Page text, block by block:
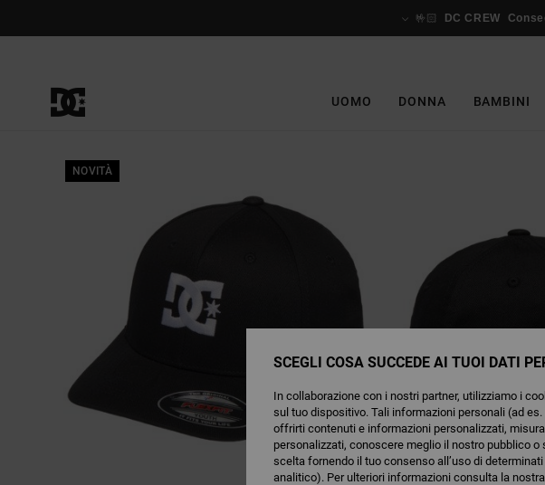
🤟🏻 DC CREW
UOMO DONNA BAMBINI
NOVITÀ
SCEGLI COSA SUCCEDE AI TUOI DATI
In collaborazione con i nostri partner, utilizziamo i
sul tuo dispositivo. Tali informazioni personali (ad
offrirti contenuti e informazioni personalizzati,
personalizzati, conoscere meglio il nostro pubblico
scelta fornendo il tuo consenso all’uso di
analitico). Per ulteriori informazioni consulta la nostra